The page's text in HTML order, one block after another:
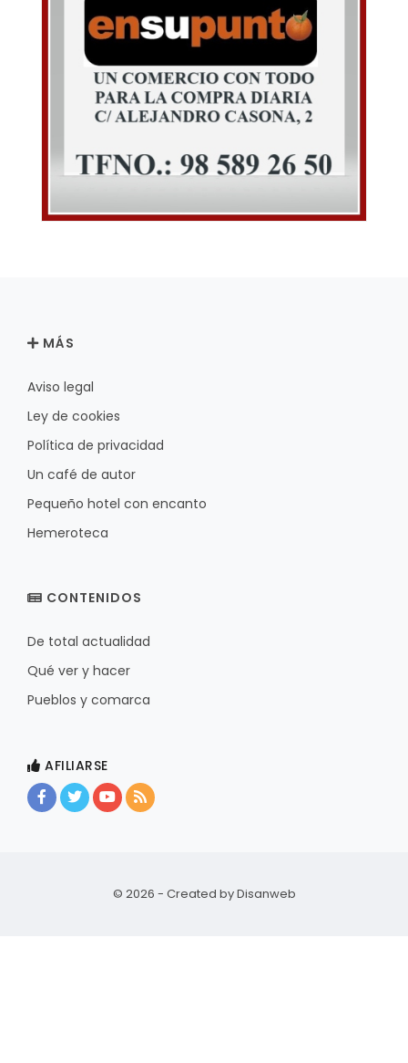
MÁS
Aviso legal
Ley de cookies
Política de privacidad
Un café de autor
Pequeño hotel con encanto
Hemeroteca
CONTENIDOS
De total actualidad
Qué ver y hacer
Pueblos y comarca
AFILIARSE
© 2026 - Created byDisanweb